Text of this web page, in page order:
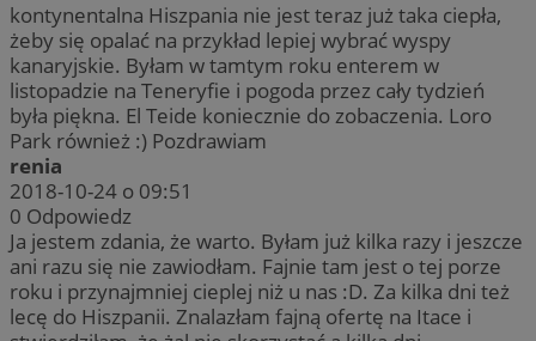
kontynentalna Hiszpania nie jest teraz już taka ciepła,
żeby się opalać na przykład lepiej wybrać wyspy
kanaryjskie. Byłam w tamtym roku enterem w
listopadzie na Teneryfie i pogoda przez cały tydzień
była piękna. El Teide koniecznie do zobaczenia. Loro
Park również :) Pozdrawiam
renia
2018-10-24 o 09:51
0 Odpowiedz
Ja jestem zdania, że warto. Byłam już kilka razy i jeszcze
ani razu się nie zawiodłam. Fajnie tam jest o tej porze
roku i przynajmniej cieplej niż u nas :D. Za kilka dni też
lecę do Hiszpanii. Znalazłam fajną ofertę na Itace i